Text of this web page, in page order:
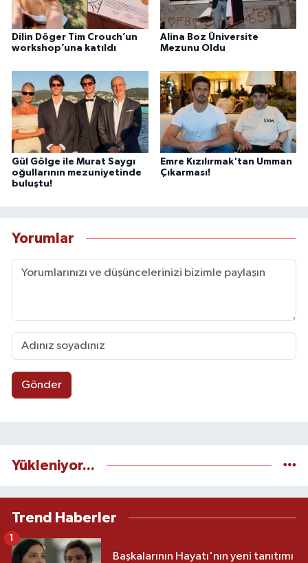
Dilin Döger Tim Crouch’un
workshop’una katıldı
Alina Boz Üniversite
Mezunu Oldu
Gül Gölge ile Murat Saygı
oğullarının mezuniyetinde
buluştu!
Emre Kızılırmak'tan Umman
Çıkarması!
Yorumlar
Gönder
Yükleniyor...
Trend Haberler
Başkalarının Hayatı'nın yeni tanıtımı
1